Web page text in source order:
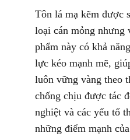
Tôn lá mạ kẽm được
loại cán mỏng nhưng
phẩm này có khả
lực kéo mạnh mẽ,
luôn vững vàng theo
chống chịu được tác
nghiệt và các yếu tố
những điểm mạnh